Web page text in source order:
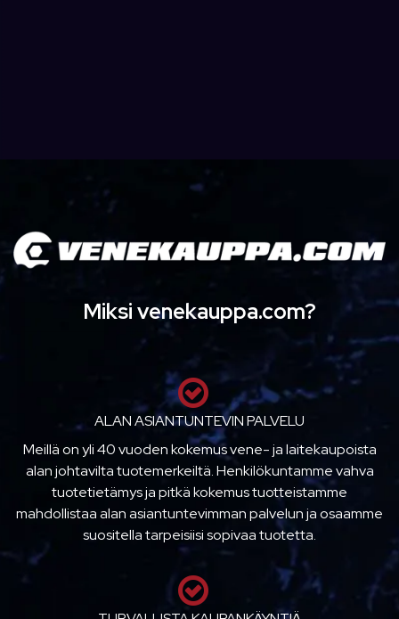
Miksi venekauppa.com?
ALAN ASIANTUNTEVIN PALVELU
Meillä on yli 40 vuoden kokemus vene- ja laitekaupoista
alan johtavilta tuotemerkeiltä. Henkilökuntamme vahva
tuotetietämys ja pitkä kokemus tuotteistamme
mahdollistaa alan asiantuntevimman palvelun ja osaamme
suositella tarpeisiisi sopivaa tuotetta.